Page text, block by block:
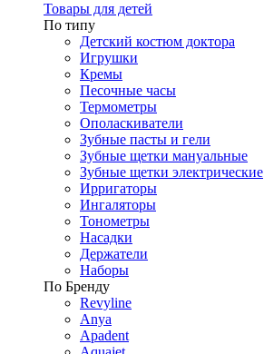
Товары для детей
По типу
Детский костюм доктора
Игрушки
Кремы
Песочные часы
Термометры
Ополаскиватели
Зубные пасты и гели
Зубные щетки мануальные
Зубные щетки электрические
Ирригаторы
Ингаляторы
Тонометры
Насадки
Держатели
Наборы
По Бренду
Revyline
Anya
Apadent